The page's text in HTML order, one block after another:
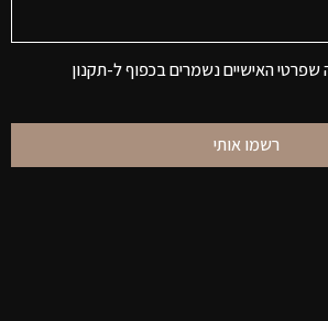
האישיים נשמרים בכפוף ל-תקנון
רשמו אותי